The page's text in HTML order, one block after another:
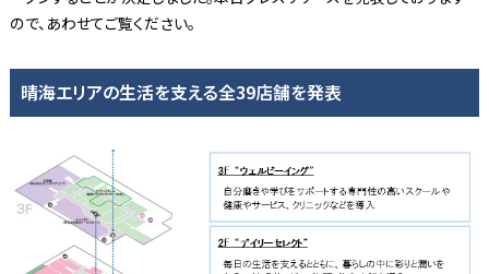
ので、あわせてご覧ください。
晴海エリアの生活を支える全39店舗を発表